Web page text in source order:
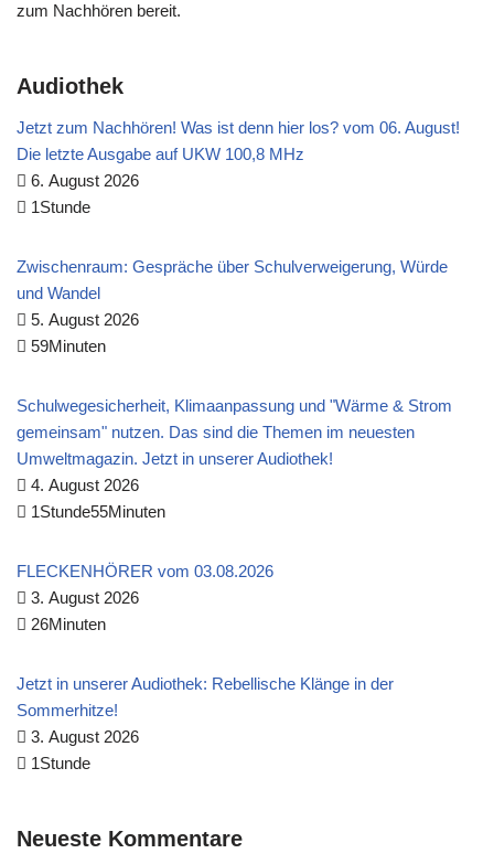
zum Nachhören bereit.
Audiothek
Jetzt zum Nachhören! Was ist denn hier los? vom 06. August!
Die letzte Ausgabe auf UKW 100,8 MHz
6. August 2026
1Stunde
Zwischenraum: Gespräche über Schulverweigerung, Würde
und Wandel
5. August 2026
59Minuten
Schulwegesicherheit, Klimaanpassung und "Wärme & Strom
gemeinsam" nutzen. Das sind die Themen im neuesten
Umweltmagazin. Jetzt in unserer Audiothek!
4. August 2026
1Stunde55Minuten
FLECKENHÖRER vom 03.08.2026
3. August 2026
26Minuten
Jetzt in unserer Audiothek: Rebellische Klänge in der
Sommerhitze!
3. August 2026
1Stunde
Neueste Kommentare